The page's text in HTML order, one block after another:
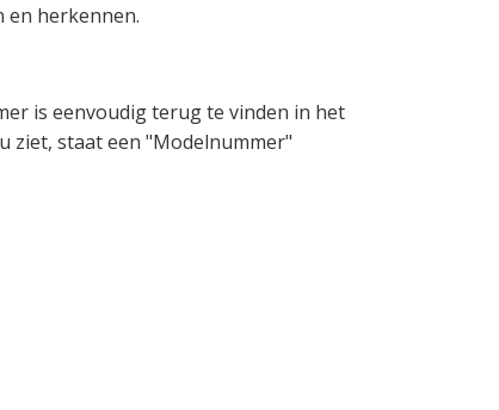
en herkennen.
is eenvoudig terug te vinden in het
ziet, staat een "Modelnummer"